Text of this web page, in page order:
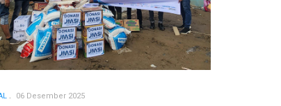
06 Desember 2025